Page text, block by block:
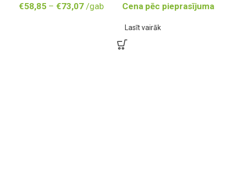
€58,85– €73,07/gab Cena pēc pieprasījuma
Lasīt vairāk